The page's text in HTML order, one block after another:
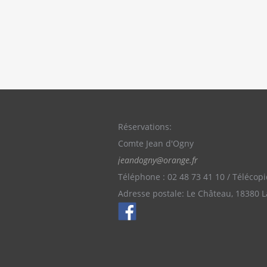
Réservations:
Comte Jean d'Ogny
jeandogny@orange.fr
Téléphone : 02 48 73 41 10 /
Adresse postale: Le Château, 18380